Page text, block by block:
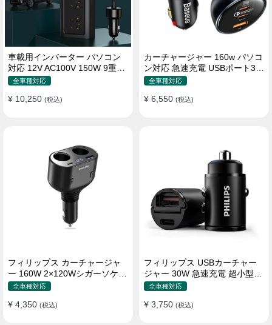
車載用インバーター パソコン
対応 12V AC100V 150W 9重保
護 ディスプレイ付き 静音タイ
全車種対応
¥ 10,250 (税込)
カーチャージャー 160w パソコ
ン対応 急速充電 USBポート3つ
Type-C シガーソケット
全車種対応
¥ 6,550 (税込)
フィリップス カーチャージャ
ー 160W 2×120Wシガーソケッ
ト おしゃれ
全車種対応
¥ 4,350 (税込)
フィリップス USBカーチャー
ジャー 30W 急速充電 超小型設
計 おしゃれ シガーソケット
全車種対応
¥ 3,750 (税込)